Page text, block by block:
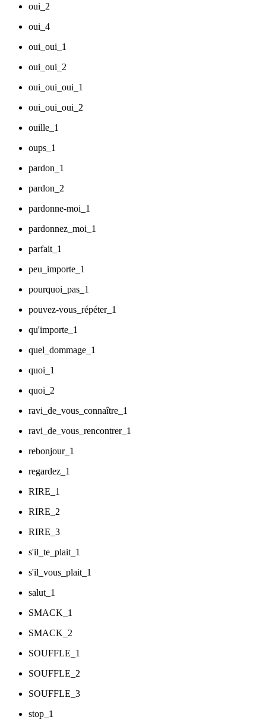
oui_2
oui_4
oui_oui_1
oui_oui_2
oui_oui_oui_1
oui_oui_oui_2
ouille_1
oups_1
pardon_1
pardon_2
pardonne-moi_1
pardonnez_moi_1
parfait_1
peu_importe_1
pourquoi_pas_1
pouvez-vous_répéter_1
qu'importe_1
quel_dommage_1
quoi_1
quoi_2
ravi_de_vous_connaître_1
ravi_de_vous_rencontrer_1
rebonjour_1
regardez_1
RIRE_1
RIRE_2
RIRE_3
s'il_te_plait_1
s'il_vous_plait_1
salut_1
SMACK_1
SMACK_2
SOUFFLE_1
SOUFFLE_2
SOUFFLE_3
stop_1